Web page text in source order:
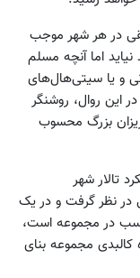
در هر شهر موجب
اما آنچه مسلم
و یا سیتی‌هال‌های
این روال، روشنگر
بزرگ محسوب
تالار شهر
در نظر گرفت و در یک
در مجموعه است،
مجموعه بنای